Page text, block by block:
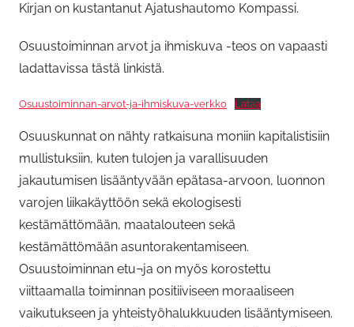
Kirjan on kustantanut Ajatushautomo Kompassi.
Osuustoiminnan arvot ja ihmiskuva -teos on vapaasti
ladattavissa tästä linkistä.
Osuustoiminnan-arvot-ja-ihmiskuva-verkko Lataa
Osuuskunnat on nähty ratkaisuna moniin kapitalistisiin
mullistuksiin, kuten tulojen ja varallisuuden
jakautumisen lisääntyvään epätasa-arvoon, luonnon
varojen liikakäyttöön sekä ekologisesti
kestämättömään, maatalouteen sekä
kestämättömään asuntorakentamiseen.
Osuustoiminnan etu¬ja on myös korostettu
viittaamalla toiminnan positiiviseen moraaliseen
vaikutukseen ja yhteistyöhalukkuuden lisääntymiseen.